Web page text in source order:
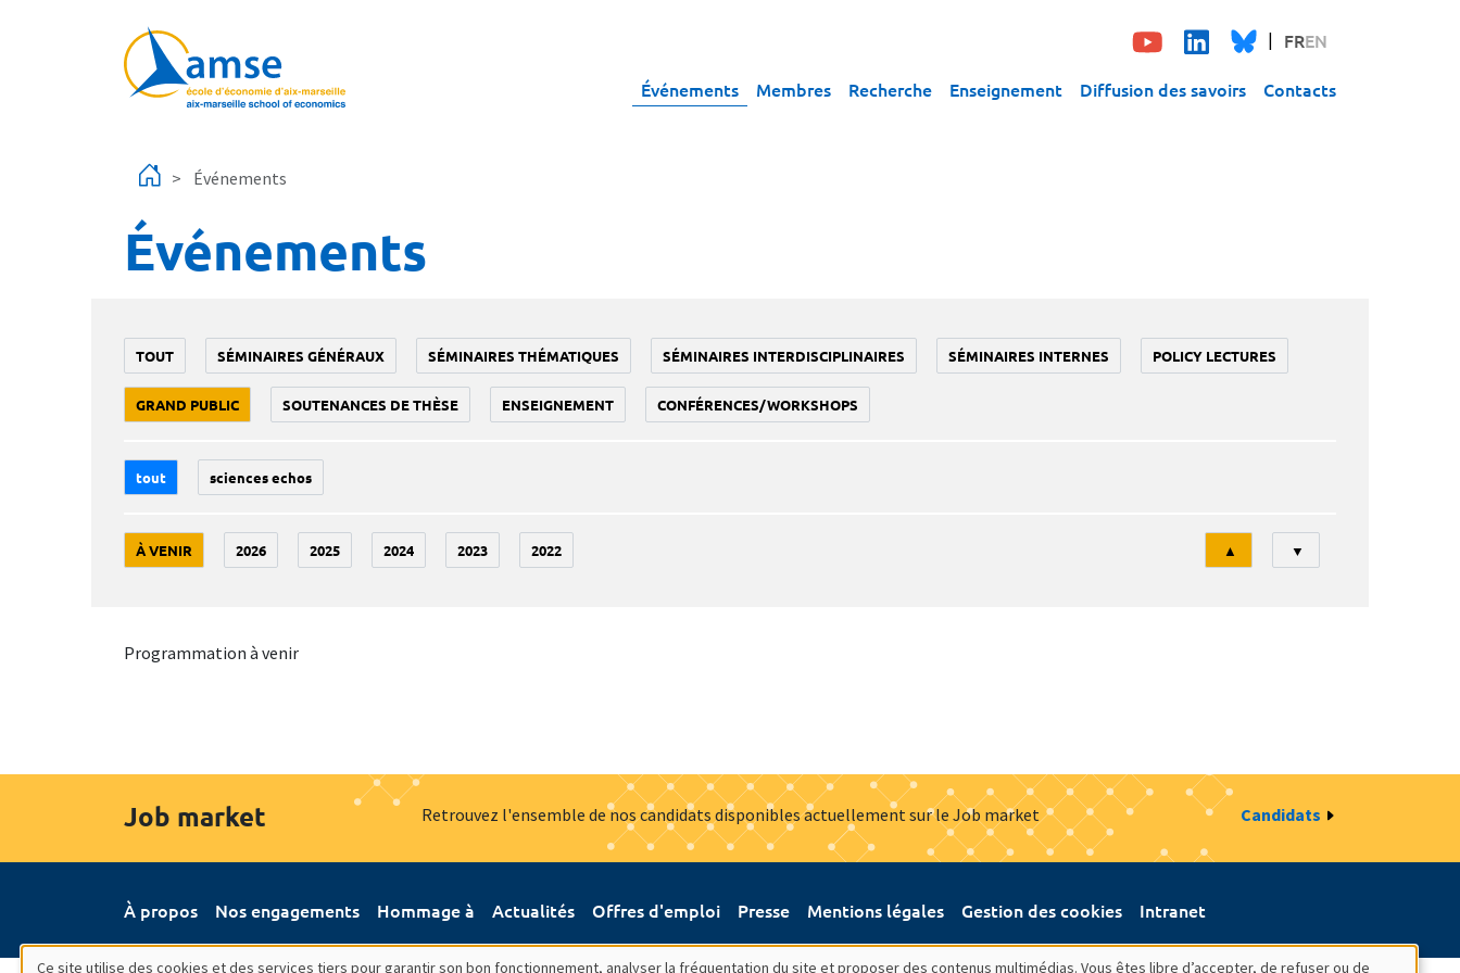
FREN
Événements Membres Recherche Enseignement Diffusion des savoirs Contacts
Événements
Événements
TOUT SÉMINAIRES GÉNÉRAUX SÉMINAIRES THÉMATIQUES SÉMINAIRES INTERDISCIPLINAIRES SÉMINAIRES INTERNES POLICY LECTURES
GRAND PUBLIC SOUTENANCES DE THÈSE ENSEIGNEMENT CONFÉRENCES/WORKSHOPS
tout sciences echos
À VENIR 2026 2025 2024 2023 2022
Tri
▲ ▼
Programmation à venir
Job market Retrouvez l'ensemble de nos candidats disponibles actuellement sur le Job market Candidats
À propos Nos engagements Hommage à Actualités Offres d'emploi Presse Mentions légales Gestion des cookies Intranet
Ce site utilise des cookies et des services tiers pour garantir son bon fonctionnement, analyser la fréquentation du site et proposer des contenus multimédias. Vous êtes libre d’accepter, de refuser ou de